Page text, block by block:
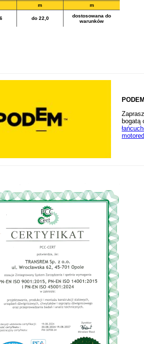
m m
do 22,0
dostosowana do
warunków
bogatą